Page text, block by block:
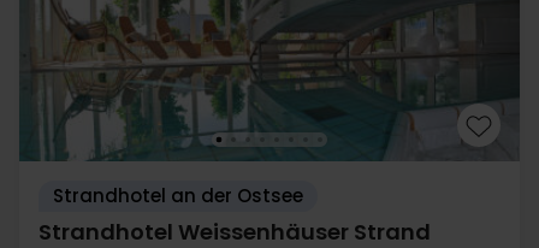
Strandhotel an der Ostsee
Strandhotel Weissenhäuser Strand